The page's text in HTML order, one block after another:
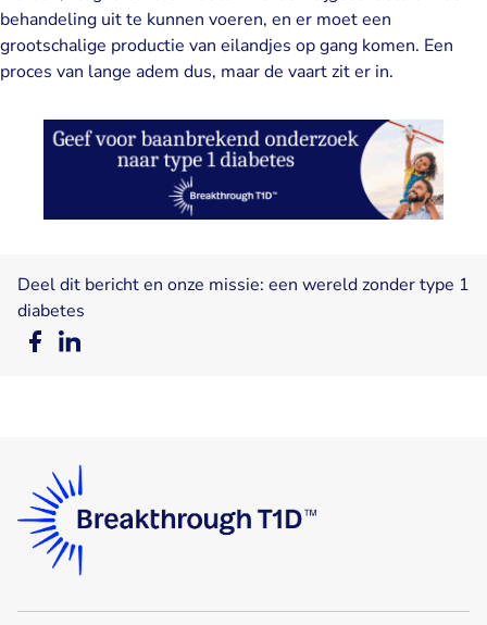
behandeling uit te kunnen voeren, en er moet een
grootschalige productie van eilandjes op gang komen. Een
proces van lange adem dus, maar de vaart zit er in.
Deel dit bericht en onze missie: een wereld zonder type 1
diabetes
DeelDeel